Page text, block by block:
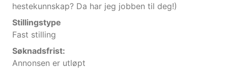
hestekunnskap? Da har jeg jobben til deg!)
Stillingstype
Fast stilling
Søknadsfrist:
Annonsen er utløpt